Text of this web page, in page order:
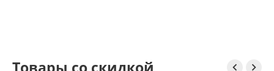
 